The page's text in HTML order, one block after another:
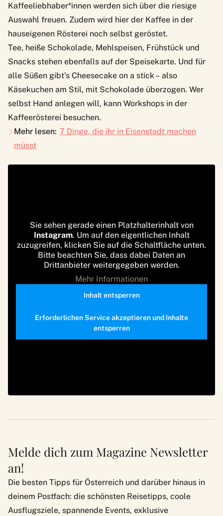
Kaffeeliebhaber*innen werden sich über die riesige
Auswahl freuen. Zudem wird hier der Kaffee in der
hauseigenen Rösterei noch selbst geröstet.
Tee, heiße Schokolade, Mehlspeisen, Frühstück und
Snacks stehen ebenfalls auf der Speisekarte. Und für
alle Süßen gibt’s Cheesecake on a stick – also
Käsekuchen am Stil, mit Schokolade überzogen. Wer
selbst Hand anlegen will, kann Workshops in der
Kaffeerösterei besuchen.
Mehr lesen: 7 Dinge, die ihr in Eisenstadt machen
müsst
Sie sehen gerade einen Platzhalterinhalt von
Instagram. Um auf den eigentlichen Inhalt
zuzugreifen, klicken Sie auf die Schaltfläche unten.
Bitte beachten Sie, dass dabei Daten an
Drittanbieter weitergegeben werden.
Mehr Informationen
Inhalt entsperren
Erforderlichen Service akzeptieren und Inhalte
entsperren
Melde dich zum Magazine Newsletter
an!
Die besten Tipps für Österreich und darüber hinaus in
deinem Postfach: die schönsten Reisetipps, coole
Ausflugsziele, spannende Events, exklusive